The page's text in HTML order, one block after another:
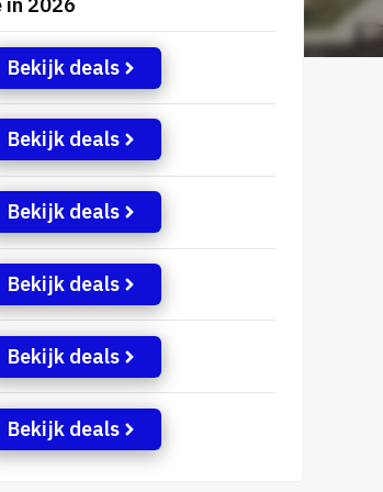
in 2026
Bekijk deals
Bekijk deals
Bekijk deals
Bekijk deals
Bekijk deals
Bekijk deals